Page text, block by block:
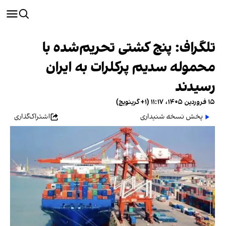
تلگراف: پنج کشتی تحریم‌شده با
محموله سدیم پرکلرات به ایران
رسیدند
۱۵ فروردین ۱۴۰۵، ۱۱:۱۷ (‎+۱ گرینویچ)
پخش نسخه شنیداری
اشتراک‌گذاری